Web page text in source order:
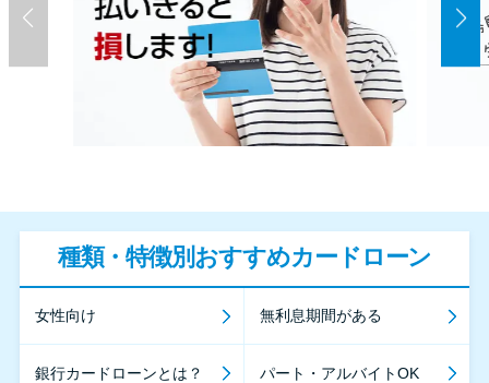
種類・特徴別おすすめカードローン
女性向け 無利息期間がある
銀行カードローンとは？ パート・アルバイトOK